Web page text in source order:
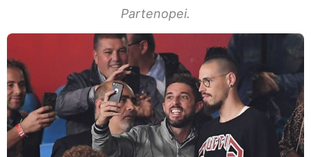
Partenopei.